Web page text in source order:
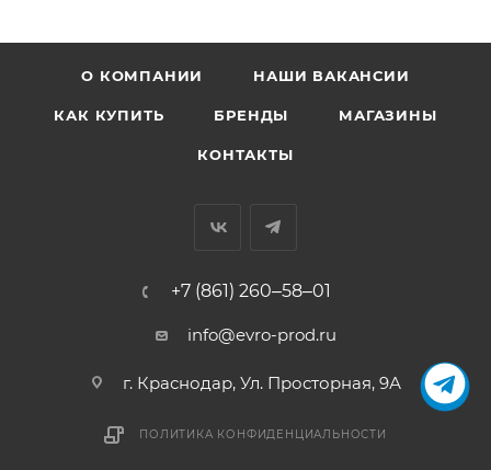
О КОМПАНИИ НАШИ ВАКАНСИИ
КАК КУПИТЬ БРЕНДЫ МАГАЗИНЫ
КОНТАКТЫ
+7 (861) 260‒58‒01
info@evro-prod.ru
г. Краснодар, ​Ул. Просторная, 9А
ПОЛИТИКА КОНФИДЕНЦИАЛЬНОСТИ